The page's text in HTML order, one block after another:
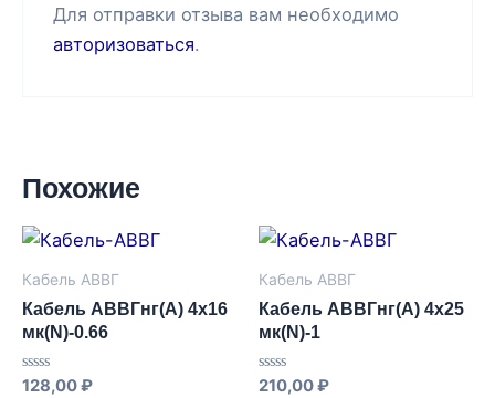
Для отправки отзыва вам необходимо
авторизоваться.
Похожие
Кабель АВВГ
Кабель АВВГнг(А) 4х16
мк(N)-0.66
Оценка
128,00₽
Кабель АВВГ
Кабель АВВГнг(А) 4х25
мк(N)-1
Оценка
210,00₽